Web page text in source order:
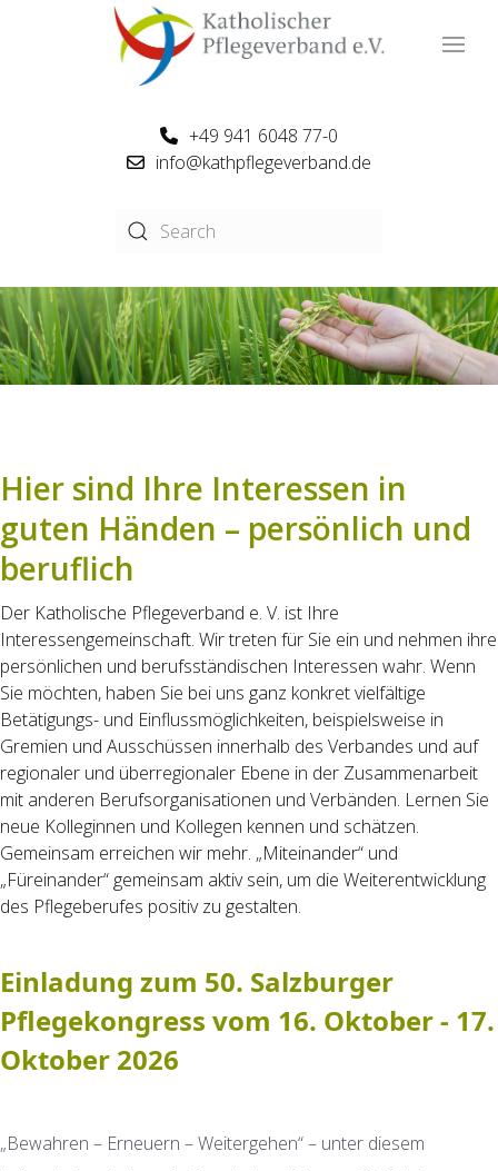
+49 941 6048 77-0
info@kathpflegeverband.de
Hier sind Ihre Interessen in
guten Händen – persönlich und
beruflich
Der Katholische Pflegeverband e. V. ist Ihre
Interessengemeinschaft. Wir treten für Sie ein und nehmen ihre
persönlichen und berufs­ständischen Interessen wahr. Wenn
Sie möchten, haben Sie bei uns ganz konkret vielfältige
Betätigungs- und Einflussmöglich­keiten, beispielsweise in
Gremien und Ausschüssen innerhalb des Verbandes und auf
regionaler und überregionaler Ebene in der Zusammenarbeit
mit anderen Berufs­organisationen und Verbänden. Lernen Sie
neue Kolleginnen und Kollegen kennen und schätzen.
Gemeinsam erreichen wir mehr. „Miteinander“ und
„Füreinander“ gemeinsam aktiv sein, um die Weiterentwicklung
des Pflegeberufes positiv zu gestalten.
Einladung zum 50. Salzburger
Pflegekongress vom 16. Oktober - 17.
Oktober 2026
„Bewahren – Erneuern – Weitergehen“ – unter diesem